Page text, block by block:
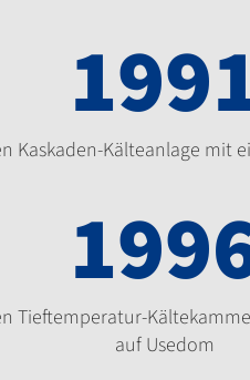
Kaskaden-Kälteanlage mit
Tieftemperatur-
auf Usedom